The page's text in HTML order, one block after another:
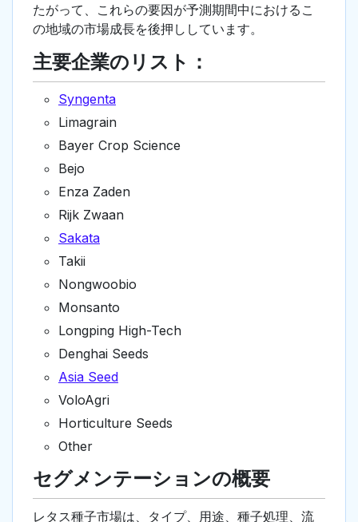
たがって、これらの要因が予測期間中におけるこ
の地域の市場成長を後押ししています。
主要企業のリスト：
Syngenta
Limagrain
Bayer Crop Science
Bejo
Enza Zaden
Rijk Zwaan
Sakata
Takii
Nongwoobio
Monsanto
Longping High-Tech
Denghai Seeds
Asia Seed
VoloAgri
Horticulture Seeds
Other
セグメンテーションの概要
レタス種子市場は、タイプ、用途、種子処理、流